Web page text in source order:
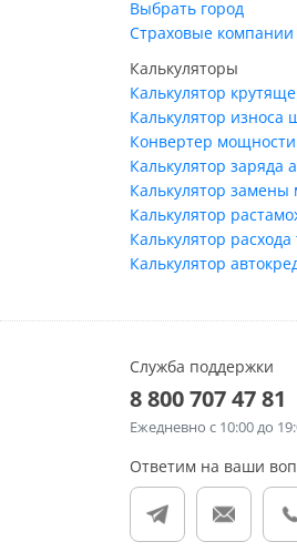
Выбрать город
Страховые компании
Калькуляторы
Калькулятор
Калькулятор износа
Конвертер мощности
Калькулятор заряда
Калькулятор замены
Калькулятор
Калькулятор
Калькулятор
Служба поддержки
8 800 707 47 81
Ежедневно с 10:00 до
Ответим на ваши